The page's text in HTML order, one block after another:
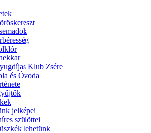
Klub Zsére
és Óvoda
jelképei
szülöttei
lehetünk